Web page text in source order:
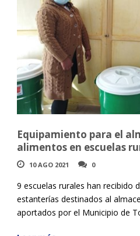
Equipamiento para el
alimentos en escuelas
10 AGO 2021 0
9 escuelas rurales han recibido
estanterías destinados al
aportados por el Municipio de